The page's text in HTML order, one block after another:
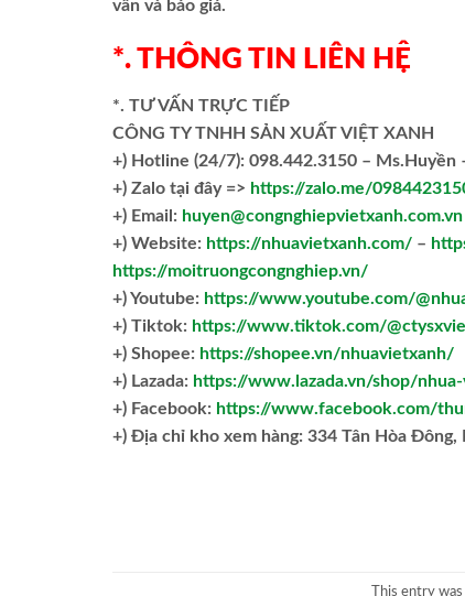
vấn và báo giá.
*. THÔNG TIN LIÊN HỆ
*. TƯ VẤN TRỰC TIẾP
CÔNG TY TNHH SẢN XUẤT VIỆT XANH
+) Hotline (24/7): 098.442.3150 – Ms.Huyền
+) Zalo tại đây => https://zalo.me/
+) Email: huyen@congnghiepvietxanh.com.vn
+) Website: https://nhuavietxanh.com/ –
https://moitruongcongnghiep.vn/
+) Youtube: https://www.youtube.com/
+) Tiktok: https://www.tiktok.com/
+) Shopee: https://shopee.vn/nhuavietxanh/
+) Lazada: https://www.lazada.vn/shop/
+) Facebook: https://www.facebook.com/
+) Địa chỉ kho xem hàng: 334 Tân Hòa
This entry